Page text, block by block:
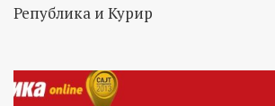
Република и Курир